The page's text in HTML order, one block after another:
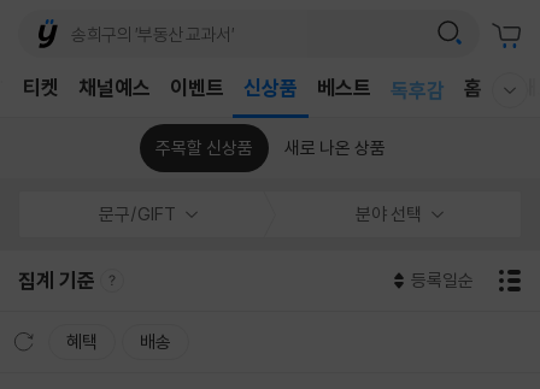
채널예스 이벤트 신상품 베스트
독후감
홈 국
티켓
주목할 신상품 새로 나온 상품
문구/GIFT 분야 선택
집계 기준 등록일순
혜택 배송